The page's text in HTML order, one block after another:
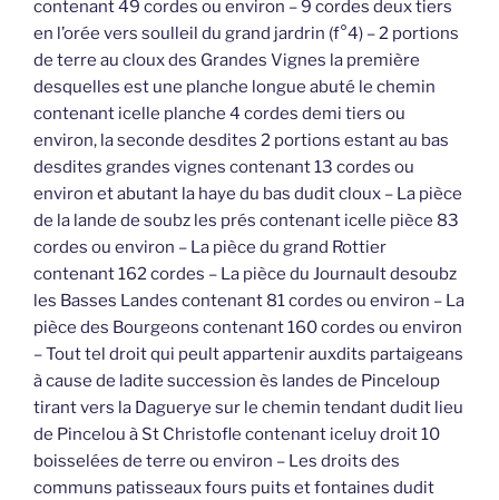
contenant 49 cordes ou environ – 9 cordes deux tiers
en l’orée vers soulleil du grand jardrin (f°4) – 2 portions
de terre au cloux des Grandes Vignes la première
desquelles est une planche longue abuté le chemin
contenant icelle planche 4 cordes demi tiers ou
environ, la seconde desdites 2 portions estant au bas
desdites grandes vignes contenant 13 cordes ou
environ et abutant la haye du bas dudit cloux – La pièce
de la lande de soubz les prés contenant icelle pièce 83
cordes ou environ – La pièce du grand Rottier
contenant 162 cordes – La pièce du Journault desoubz
les Basses Landes contenant 81 cordes ou environ – La
pièce des Bourgeons contenant 160 cordes ou environ
– Tout tel droit qui peult appartenir auxdits partaigeans
à cause de ladite succession ès landes de Pinceloup
tirant vers la Daguerye sur le chemin tendant dudit lieu
de Pincelou à St Christofle contenant iceluy droit 10
boisselées de terre ou environ – Les droits des
communs patisseaux fours puits et fontaines dudit